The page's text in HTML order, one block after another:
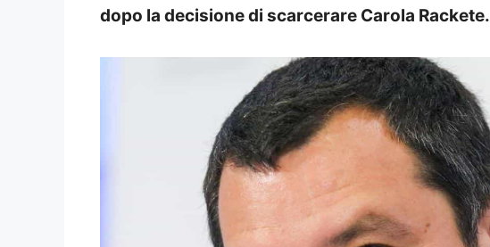
dopo la decisione di scarcerare Carola Rackete.